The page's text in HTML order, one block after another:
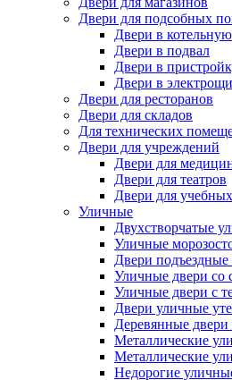
Двери для подсобных
Двери в котельную
Двери в подвал
Двери в
Двери в
Двери для ресторанов
Двери для складов
Для технических
Двери для учреждений
Двери для
Двери для театров
Двери для
Уличные
Двухстворчатые
Уличные
Двери подъездные
Уличные двери со
Уличные двери с
Двери уличные
Деревянные
Металлические
Металлические
Недорогие